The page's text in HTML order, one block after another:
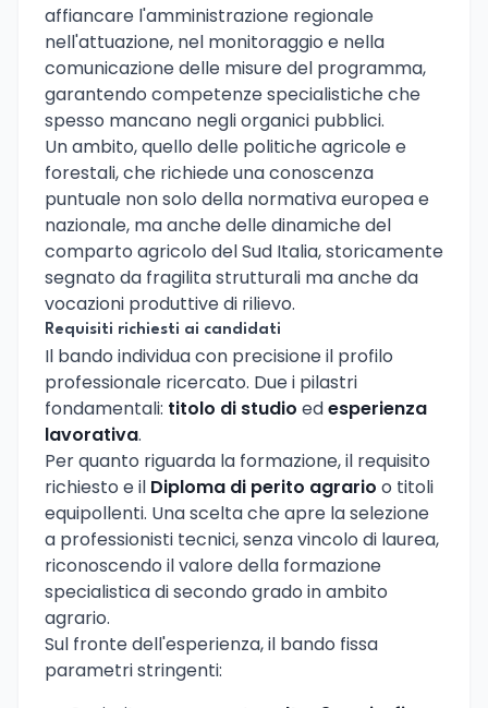
affiancare l'amministrazione regionale
nell'attuazione, nel monitoraggio e nella
comunicazione delle misure del programma,
garantendo competenze specialistiche che
spesso mancano negli organici pubblici.
Un ambito, quello delle politiche agricole e
forestali, che richiede una conoscenza
puntuale non solo della normativa europea e
nazionale, ma anche delle dinamiche del
comparto agricolo del Sud Italia, storicamente
segnato da fragilita strutturali ma anche da
vocazioni produttive di rilievo.
Requisiti richiesti ai candidati
Il bando individua con precisione il profilo
professionale ricercato. Due i pilastri
fondamentali: titolo di studio edesperienza
lavorativa.
Per quanto riguarda la formazione, il requisito
richiesto e il Diploma di perito agrario o titoli
equipollenti. Una scelta che apre la selezione
a professionisti tecnici, senza vincolo di laurea,
riconoscendo il valore della formazione
specialistica di secondo grado in ambito
agrario.
Sul fronte dell'esperienza, il bando fissa
parametri stringenti: